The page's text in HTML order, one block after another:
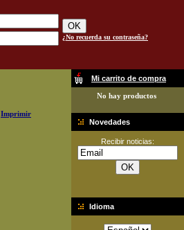
¿No recuerda su contraseña?
Imprimir
Mi carrito de compra
No hay productos
Novedades
Recibir noticias:
Idioma